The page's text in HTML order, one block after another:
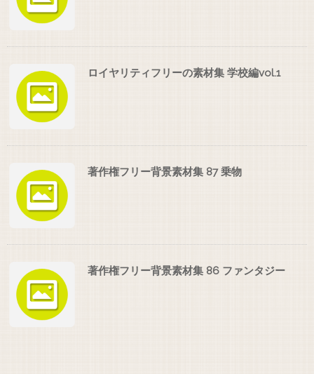
ロイヤリティフリーの素材集 学校編vol.1
著作権フリー背景素材集 87 乗物
著作権フリー背景素材集 86 ファンタジー